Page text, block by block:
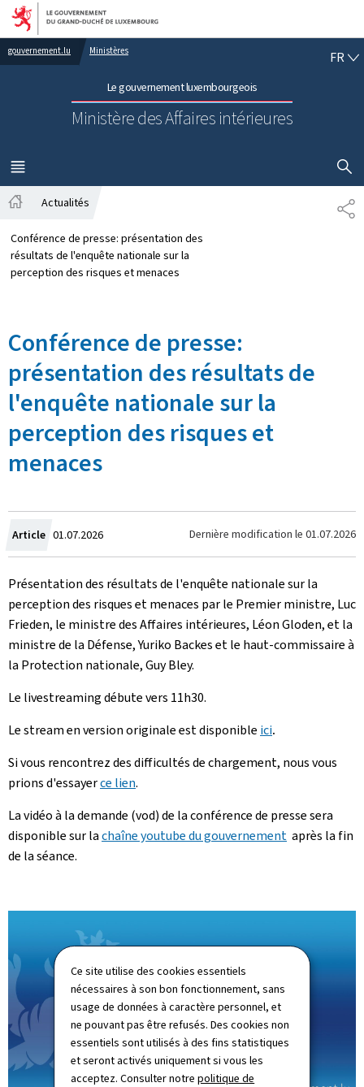
Ce site utilise des cookies essentiels
nécessaires à son bon fonctionnement, sans
usage de données à caractère personnel, et
ne pouvant pas être refusés. Des cookies non
essentiels sont utilisés à des fins statistiques
et seront activés uniquement si vous les
acceptez. Consulter notrepolitique de
Aller au menu principal
Aller au contenu
gouvernement.lu Ministères
Le gouvernement luxembourgeois
Ministère des Affaires intérieures
FR
MENU
PRINCIPAL
Actualités
Conférence de presse: présentation des
résultats de l'enquête nationale sur la
perception des risques et menaces
Conférence de presse:
présentation des résultats de
l'enquête nationale sur la
perception des risques et
menaces
Article Crée
le
01.07.2026 Dernière modification le 01.07.2026
Présentation des résultats de l'enquête nationale sur la
perception des risques et menaces par le Premier ministre, Luc
Frieden, le ministre des Affaires intérieures, Léon Gloden, et la
ministre de la Défense, Yuriko Backes et le haut-commissaire à
la Protection nationale, Guy Bley.
Le livestreaming débute vers 11h30.
Le stream en version originale est disponible ici.
Si vous rencontrez des difficultés de chargement, nous vous
prions d'essayerce lien.
La vidéo à la demande (vod) de la conférence de presse sera
disponible sur lachaîne youtube du gouvernement après la fin
de la séance.